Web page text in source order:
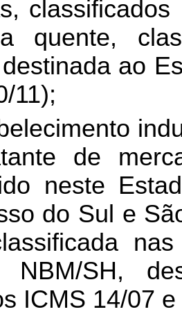
quente,
ao
11);
de
neste
do Sul e
NBM/SH,
ICMS 14/07 e